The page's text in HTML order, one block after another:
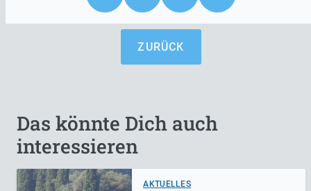
ZURÜCK
Das könnte Dich auch
interessieren
AKTUELLES